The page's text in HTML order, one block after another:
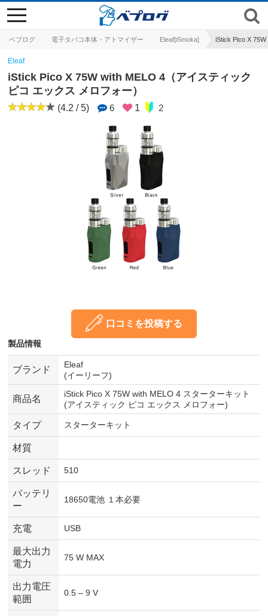
ベプログ 電子タバコ本体・アトマイザー Eleaf[iSmoka] iStick Pico X
toggle
navigation
Eleaf
iStick Pico X 75W with MELO 4（アイスティック
ピコ エックス メロフォー）
(4.2 / 5) 6 1 2
口コミを投稿する
製品情報
ブランド
Eleaf
(イーリーフ)
商品名
iStick Pico X 75W with MELO 4 スターターキット
(アイスティック ピコ エックス メロフォー)
タイプ スターターキット
材質
スレッド 510
バッテリ
ー
18650電池 １本必要
充電 USB
最大出力
電力
75 W MAX
出力電圧
範囲
0.5 – 9 V